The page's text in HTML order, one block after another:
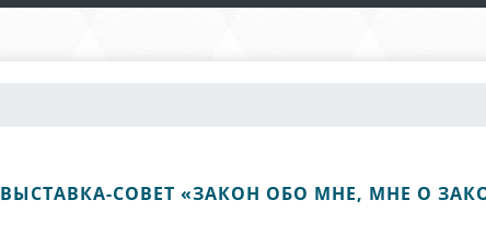
ВЫСТАВКА-СОВЕТ «ЗАКОН ОБО МНЕ, МНЕ О